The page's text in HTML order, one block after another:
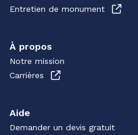
Entretien de monument
À propos
Notre mission
Carrières
Aide
Demander un devis gratuit